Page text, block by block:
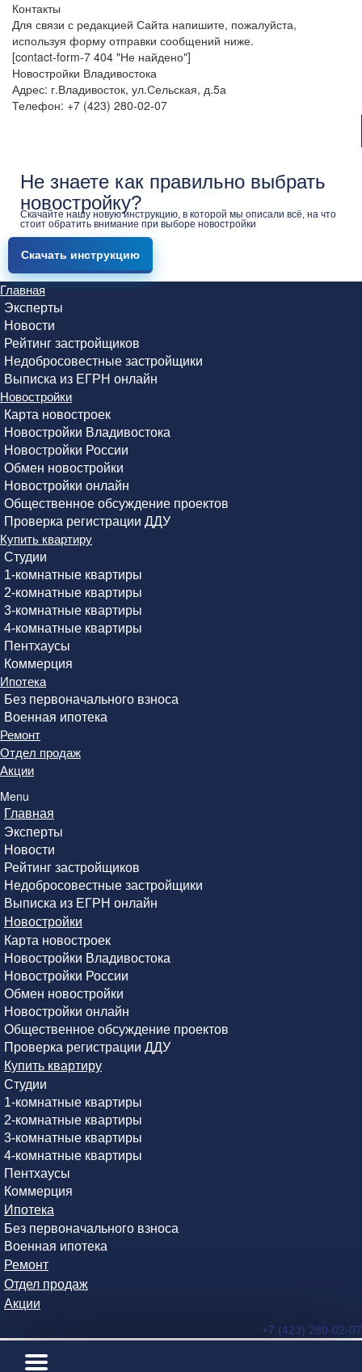
Контакты
Для связи с редакцией Сайта напишите, пожалуйста,
используя форму отправки сообщений ниже.
[contact-form-7 404 "Не найдено"]
Новостройки Владивостока
Адрес: г.Владивосток, ул.Сельская, д.5а
Телефон: +7 (423) 280-02-07
Не знаете как правильно выбрать
новостройку?
Скачайте нашу новую инструкцию, в которой мы описали всё, на что
стоит обратить внимание при выборе новостройки
Скачать инструкцию
Главная
Эксперты
Новости
Рейтинг застройщиков
Недобросовестные застройщики
Выписка из ЕГРН онлайн
Новостройки
Карта новостроек
Новостройки Владивостока
Новостройки России
Обмен новостройки
Новостройки онлайн
Общественное обсуждение проектов
Проверка регистрации ДДУ
Купить квартиру
Студии
1-комнатные квартиры
2-комнатные квартиры
3-комнатные квартиры
4-комнатные квартиры
Пентхаусы
Коммерция
Ипотека
Без первоначального взноса
Военная ипотека
Ремонт
Отдел продаж
Акции
Menu
Главная
Эксперты
Новости
Рейтинг застройщиков
Недобросовестные застройщики
Выписка из ЕГРН онлайн
Новостройки
Карта новостроек
Новостройки Владивостока
Новостройки России
Обмен новостройки
Новостройки онлайн
Общественное обсуждение проектов
Проверка регистрации ДДУ
Купить квартиру
Студии
1-комнатные квартиры
2-комнатные квартиры
3-комнатные квартиры
4-комнатные квартиры
Пентхаусы
Коммерция
Ипотека
Без первоначального взноса
Военная ипотека
Ремонт
Отдел продаж
Акции
+7 (423) 280-02-07